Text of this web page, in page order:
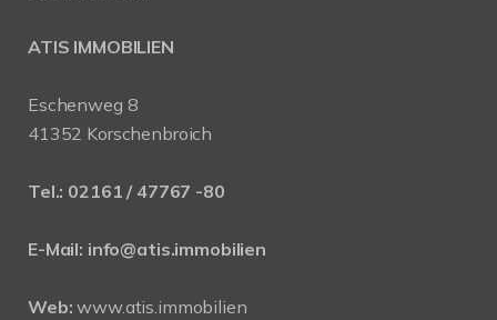
ATIS IMMOBILIEN
Eschenweg 8
41352 Korschenbroich
Tel.: 02161 / 47767 -80
E-Mail: info@atis.immobilien
Web: www.atis.immobilien